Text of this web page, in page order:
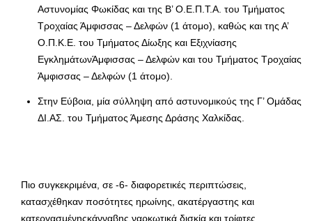
Αστυνομίας Φωκίδας και της Β’ Ο.Ε.Π.Τ.Α. του Τμήματος
Τροχαίας Άμφισσας – Δελφών (1 άτομο), καθώς και της Α’
Ο.Π.Κ.Ε. του Τμήματος Δίωξης και Εξιχνίασης
ΕγκλημάτωνΆμφισσας – Δελφών και του Τμήματος Τροχαίας
Άμφισσας – Δελφών (1 άτομο).
Στην Εύβοια, μία σύλληψη από αστυνομικούς της Γ’ Ομάδας
ΔΙ.ΑΣ. του Τμήματος Άμεσης Δράσης Χαλκίδας.
Πιο συγκεκριμένα, σε -6- διαφορετικές περιπτώσεις,
κατασχέθηκαν ποσότητες ηρωίνης, ακατέργαστης και
κατεργασμένηςκάνναβης,ναρκωτικά δισκία και τρίφτες